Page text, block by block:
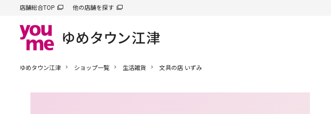
店舗総合TOP 他の店舗を探す
ゆめタウン江津 ショップ一覧 生活雑貨 文具の店 いずみ